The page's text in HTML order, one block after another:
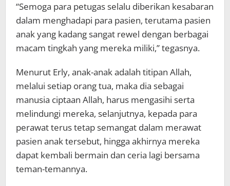
“Semoga para petugas selalu diberikan kesabaran
dalam menghadapi para pasien, terutama pasien
anak yang kadang sangat rewel dengan berbagai
macam tingkah yang mereka miliki,” tegasnya.
Menurut Erly, anak-anak adalah titipan Allah,
melalui setiap orang tua, maka dia sebagai
manusia ciptaan Allah, harus mengasihi serta
melindungi mereka, selanjutnya, kepada para
perawat terus tetap semangat dalam merawat
pasien anak tersebut, hingga akhirnya mereka
dapat kembali bermain dan ceria lagi bersama
teman-temannya.